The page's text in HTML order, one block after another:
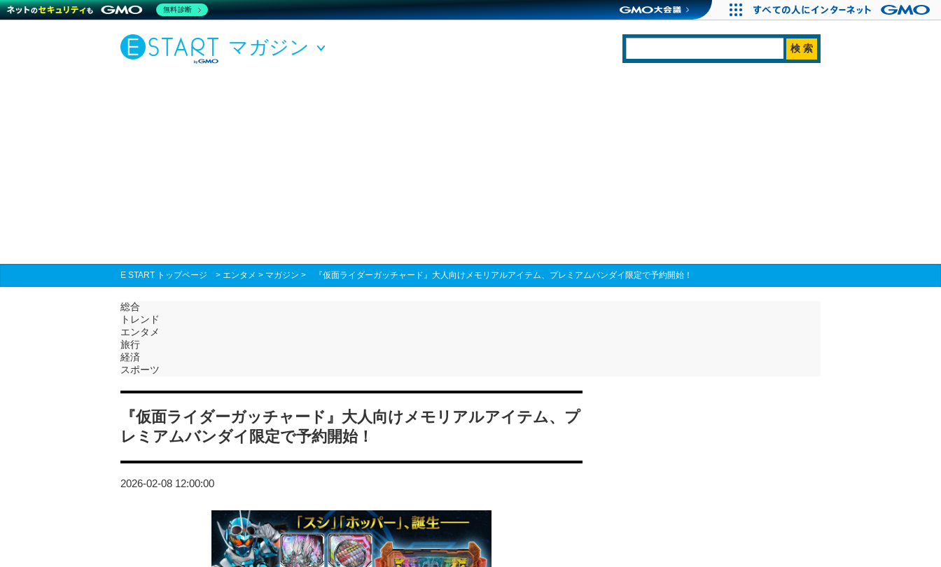
マガジン
E START トップページ > エンタメ > マガジン > 『仮面ライダーガッチャード』大人向けメモリアルアイテム、プレミアムバンダイ限定で予約開始！
総合
トレンド
エンタメ
旅行
経済
スポーツ
『仮面ライダーガッチャード』大人向けメモリアルアイテム、プ
レミアムバンダイ限定で予約開始！
2026-02-08 12:00:00
無料診断